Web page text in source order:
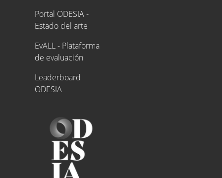
Portal ODESIA -
Estado del arte
EvALL - Plataforma
de evaluación
Leaderboard
ODESIA